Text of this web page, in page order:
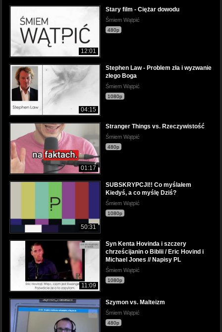
12:01
Stary film - Ciężar dowodu
Śmiem Wątpić
480p
04:15
Stephen Law - Problem zła i wyzwanie
złego Boga
Śmiem Wątpić
1080p
01:17
Stranger Things vs. Rzeczywistość
Śmiem Wątpić
480p
50:31
SUBSKRYPCJI!! Co myślałem
Kiedyś, a co myślę Dziś?
Śmiem Wątpić
1080p
11:09
Syn Kenta Hovinda i szczery
chrześcijanin o Biblii / Eric Hovind i
Michael Jones // Napisy PL
Śmiem Wątpić
1080p
Szymon vs. Malteizm
Śmiem Wątpić
480p